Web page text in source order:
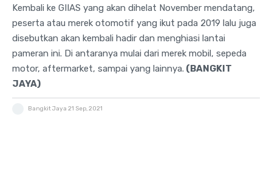
Kembali ke GIIAS yang akan dihelat November mendatang,
peserta atau merek otomotif yang ikut pada 2019 lalu juga
disebutkan akan kembali hadir dan menghiasi lantai
pameran ini. Di antaranya mulai dari merek mobil, sepeda
motor, aftermarket, sampai yang lainnya. (BANGKIT
JAYA)
Bangkit Jaya 21 Sep, 2021